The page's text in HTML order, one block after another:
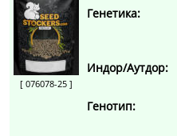
[ 076078-25 ]
Генетика:
Индор/Аутдор:
Генотип: